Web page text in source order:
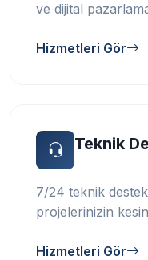
ve dijital
Hizmetleri Gör
Teknik
7/24 teknik
projelerinizin
Hizmetleri Gör